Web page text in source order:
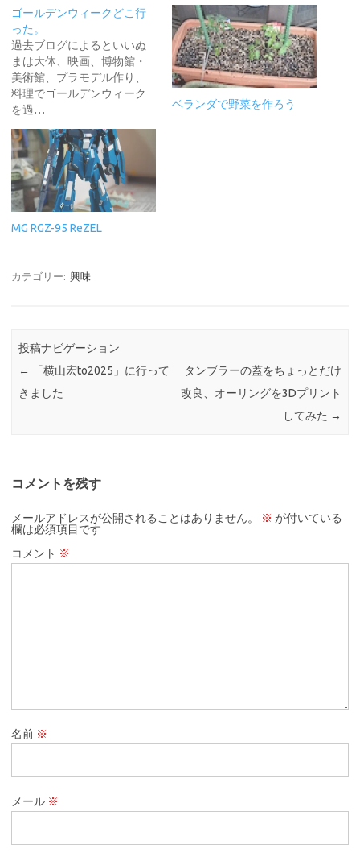
ゴールデンウィークどこ行
った。
過去ブログによるといいぬ
まは大体、映画、博物館・
美術館、プラモデル作り、
料理でゴールデンウィーク
を過…
ベランダで野菜を作ろう
MG RGZ-95 ReZEL
カテゴリー: 興味
投稿ナビゲーション
←
「横山宏to2025」に行って
きました
タンブラーの蓋をちょっとだけ
改良、オーリングを3Dプリント
してみた →
コメントを残す
メールアドレスが公開されることはありません。 ※ が付いている
欄は必須項目です
コメント ※
名前 ※
メール ※